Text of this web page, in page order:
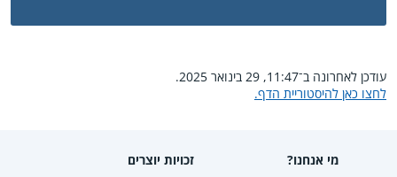
עודכן לאחרונה ב־11:47, 29 בינואר 2025.
לחצו כאן להיסטוריית הדף.
מי אנחנו? זכויות יוצרים